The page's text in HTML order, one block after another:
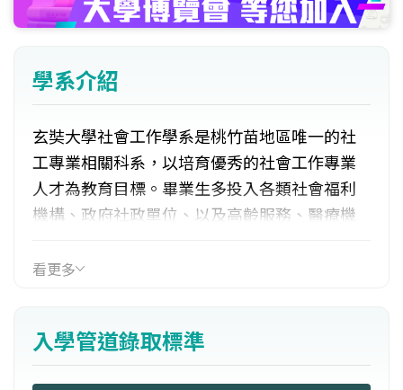
學系介紹
玄奘大學社會工作學系是桃竹苗地區唯一的社
工專業相關科系，以培育優秀的社會工作專業
人才為教育目標。畢業生多投入各類社會福利
機構、政府社政單位、以及高齡服務、醫療機
選擇報考國家舉辦之社會行政類科考試，取得
活動」與「紮實專業的社工實習」，提供最貼
近社會實務需求之教育。
看更多
入學管道錄取標準